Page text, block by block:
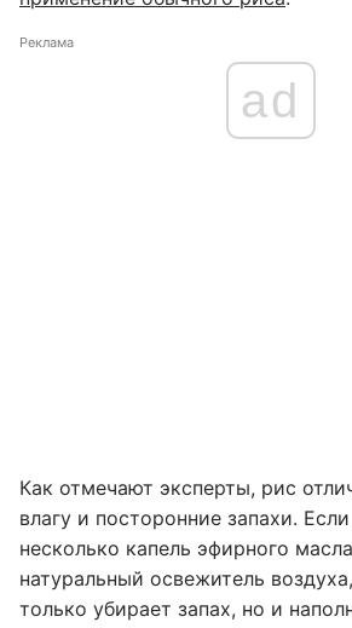
Реклама
ad
Как отмечают эксперты, рис
влагу и посторонние запахи.
несколько капель эфирного
натуральный освежитель
только убирает запах, но и